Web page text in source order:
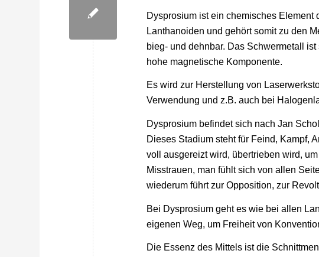
Dysprosium ist ein chemisches
Lanthanoiden und gehört somit zu den
bieg- und dehnbar. Das Schwermetall
hohe magnetische Komponente.
Es wird zur Herstellung von
Verwendung und z.B. auch bei
Dysprosium befindet sich nach Jan
Dieses Stadium steht für Feind, Kampf,
voll ausgereizt wird, übertrieben wird,
Misstrauen, man fühlt sich von allen
wiederum führt zur Opposition, zur
Bei Dysprosium geht es wie bei allen
eigenen Weg, um Freiheit von
Die Essenz des Mittels ist die